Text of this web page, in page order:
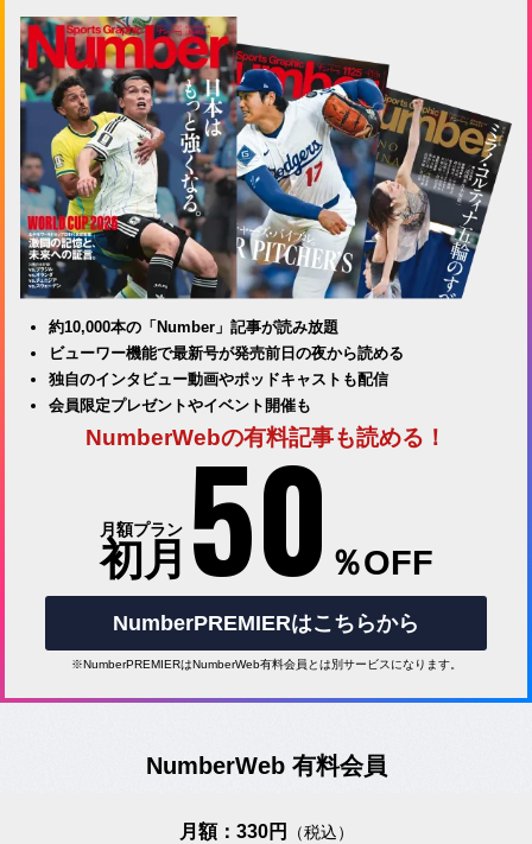
約10,000本の「Number」記事が読み放題
ビューワー機能で最新号が発売前日の夜から読める
独自のインタビュー動画やポッドキャストも配信
会員限定プレゼントやイベント開催も
NumberWebの有料記事も読める！
月額プラン
初月 50 ％OFF
NumberPREMIERはこちらから
※NumberPREMIERはNumberWeb有料会員とは別サービスになります。
NumberWeb 有料会員
月額：330円 （税込）